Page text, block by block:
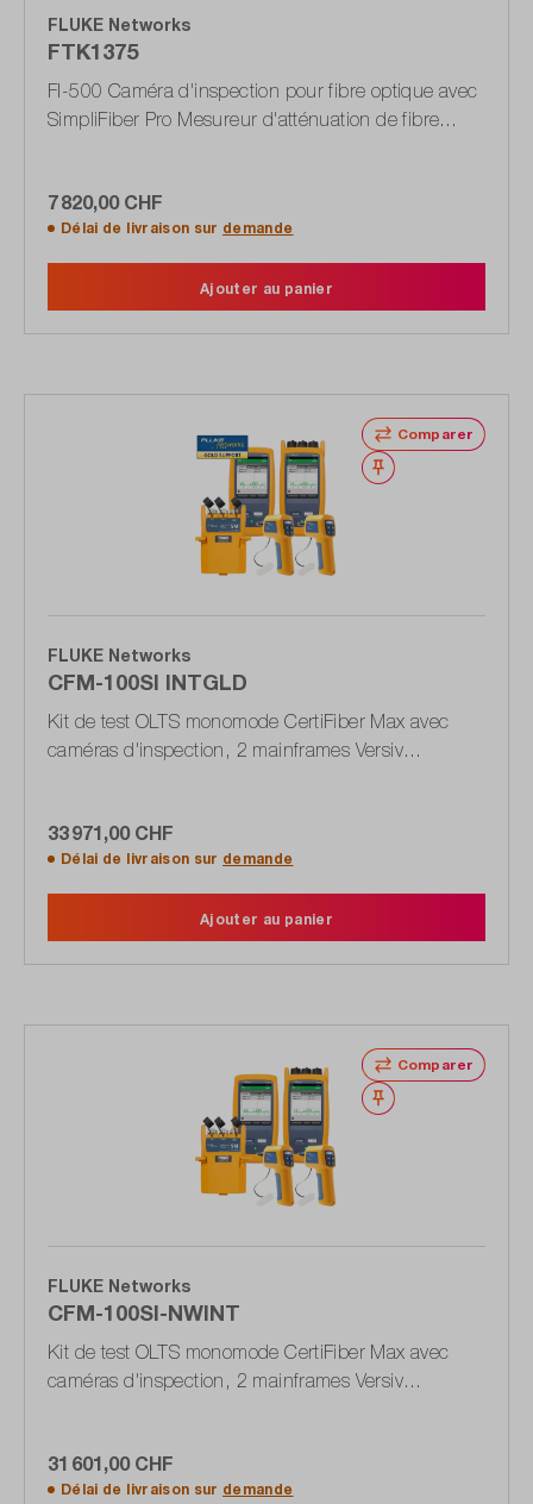
FLUKE Networks
FTK1375
FI-500 Caméra d'inspection pour fibre optique avec
SimpliFiber Pro Mesureur d'atténuation de fibre
7 820,00 CHF
Délai de livraison sur demande
Ajouter au panier
Comparer
Noter
FLUKE Networks
CFM-100SI INTGLD
Kit de test OLTS monomode CertiFiber Max avec
caméras d'inspection, 2 mainframes Versiv
33 971,00 CHF
Délai de livraison sur demande
Ajouter au panier
Comparer
Noter
FLUKE Networks
CFM-100SI-NWINT
Kit de test OLTS monomode CertiFiber Max avec
caméras d'inspection, 2 mainframes Versiv
31 601,00 CHF
Délai de livraison sur demande